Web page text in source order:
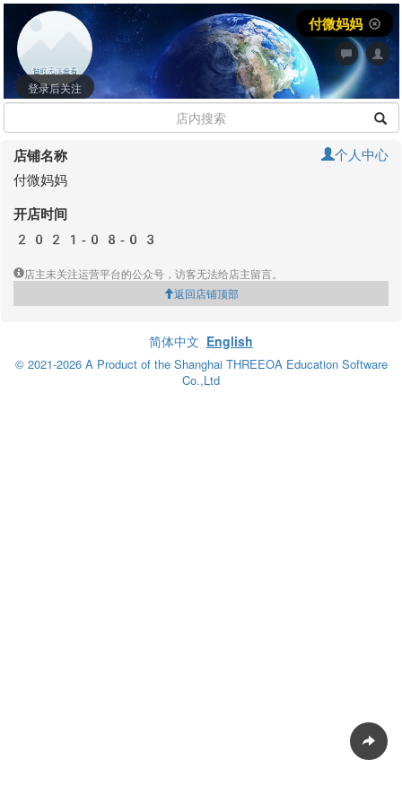
登录后关注
付微妈妈
店铺名称 个人中心
付微妈妈
开店时间
2021-08-03
店主未关注运营平台的公众号，访客无法给店主留言。
返回店铺顶部
简体中文 English
© 2021-2026 A Product of the Shanghai THREEOA Education Software
Co.,Ltd